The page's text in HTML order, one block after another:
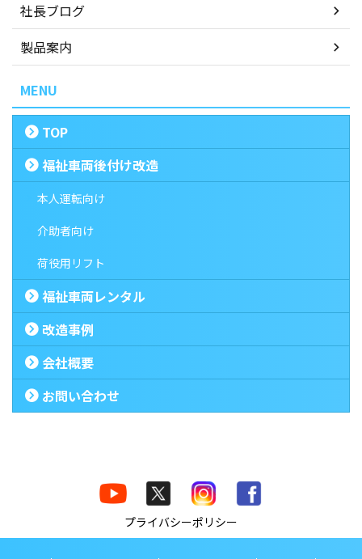
社長ブログ
製品案内
MENU
TOP
福祉車両後付け改造
本人運転向け
介助者向け
荷役用リフト
福祉車両レンタル
改造事例
会社概要
お問い合わせ
プライバシーポリシー